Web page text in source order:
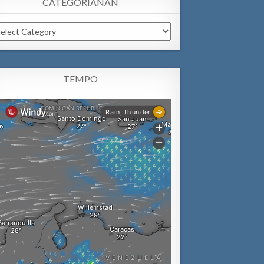
CATEGORIANAN
TEMPO